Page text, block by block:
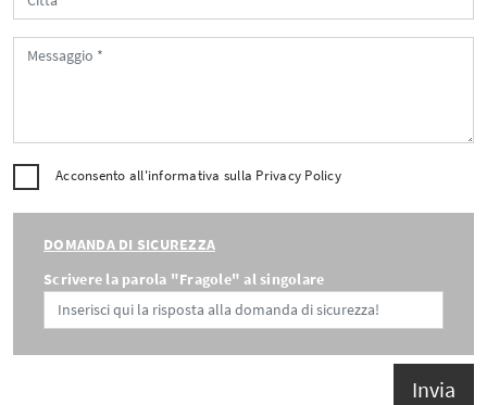
Acconsento all'informativa sulla Privacy Policy
DOMANDA DI SICUREZZA
Scrivere la parola "Fragole" al singolare
Invia